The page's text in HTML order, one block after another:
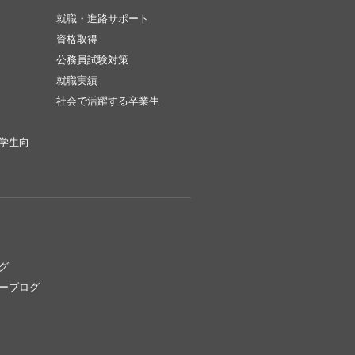
生向
就職・進路サポート
資格取得
公務員試験対策
就職実績
社会で活躍する卒業生
ブログ